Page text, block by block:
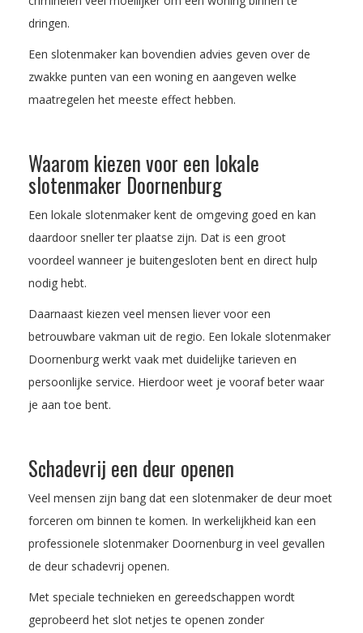
dringen.
Een slotenmaker kan bovendien advies geven over de
zwakke punten van een woning en aangeven welke
maatregelen het meeste effect hebben.
Waarom kiezen voor een lokale
slotenmaker Doornenburg
Een lokale slotenmaker kent de omgeving goed en kan
daardoor sneller ter plaatse zijn. Dat is een groot
voordeel wanneer je buitengesloten bent en direct hulp
nodig hebt.
Daarnaast kiezen veel mensen liever voor een
betrouwbare vakman uit de regio. Een lokale slotenmaker
Doornenburg werkt vaak met duidelijke tarieven en
persoonlijke service. Hierdoor weet je vooraf beter waar
je aan toe bent.
Schadevrij een deur openen
Veel mensen zijn bang dat een slotenmaker de deur moet
forceren om binnen te komen. In werkelijkheid kan een
professionele slotenmaker Doornenburg in veel gevallen
de deur schadevrij openen.
Met speciale technieken en gereedschappen wordt
geprobeerd het slot netjes te openen zonder